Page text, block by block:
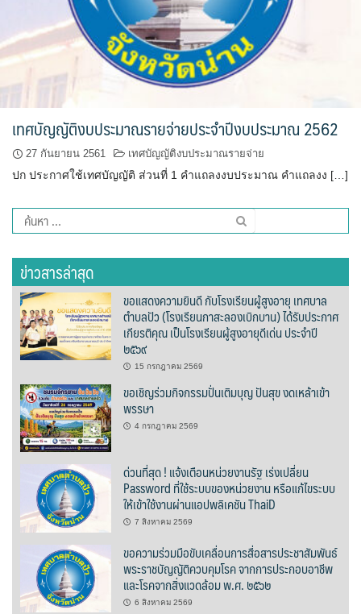
สมบัติทัวร์ (ทุ่งช้าง – กรุงเทพฯ)
สุวัฒนายานยนต์
ธุรกิจสปา/ร้านนวด
ติ๊ก นวดเพื่อสุขภาพ
วรนคร นวดเพื่อสุขภาพ
สรีสราญนาสปา & วิว
แวนด้านวดไทยเพื่อสุขภาพ
นโยบายความเป็นส่วนตัว
บริการออนไลน์ ESERVICE
บุคลากร
กองการศึกษา
กองคลัง
กองช่าง
กองยุทธศาสตร์และงบประมาณ
กองสาธารณสุขและสิ่งแวดล้อม
เทศบัญญัติงบประมาณรายจ่ายประจำปีงบประมาณ 2562
27 กันยายน 2561 เทศบัญญัติงบประมาณรายจ่าย
ปก ประกาศใช้เทศบัญญัติ ส่วนที่ 1 คำแถลงงบประมาณ คำแถลงง […]
ค้นหา
สำหรับ:
ข่าวสารล่าสุด
ขอแสดงความยินดี กับโรงเรียนผู้สูงอายุ เทศบาล
ตำบลปัว (โรงเรียนกาสะลองเบิกบาน) ได้รับประกาศ
เกียรติคุณ เป็นโรงเรียนผู้สูงอายุดีเด่น ประจำปี
๒๕๖๙
15 กรกฎาคม 2569
ขอเชิญร่วมกิจกรรมปั่นเติมบุญ ปันสุข งดเหล้าเข้า
พรรษา
4 กรกฎาคม 2569
ด่วนที่สุด ! แจ้งเตือนหน่วยงานรัฐ เร่งเปลี่ยน
Password ที่ใช้ระบบของหน่วยงาน หรือแก้ไขระบบ
ให้เข้าใช้งานผ่านแอปพลิเคชัน ThaiD
7 สิงหาคม 2569
ขอความร่วมมือขับเคลื่อนการสื่อสารประชาสัมพันธ์
พระราชบัญญัติควบคุมโรค จากการประกอบอาชีพ
และโรคจากสิ่งแวดล้อม พ.ศ. ๒๕๖๒
6 สิงหาคม 2569